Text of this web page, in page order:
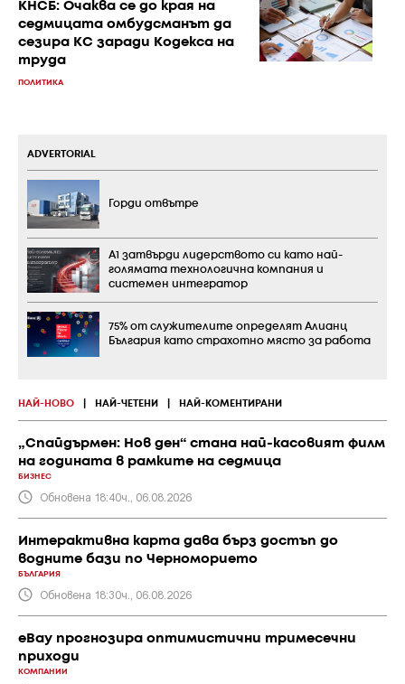
КНСБ: Очаква се до края на
седмицата омбудсманът да
сезира КС заради Кодекса на
труда
ПОЛИТИКА
НАЙ-НОВО НАЙ-ЧЕТЕНИ НАЙ-КОМЕНТИРАНИ
„Спайдърмен: Нов ден“ стана най-касовият филм
на годината в рамките на седмица
БИЗНЕС
Обновена 18:40ч., 06.08.2026
Интерактивна карта дава бърз достъп до
водните бази по Черноморието
БЪЛГАРИЯ
Обновена 18:30ч., 06.08.2026
eBay прогнозира оптимистични тримесечни
приходи
КОМПАНИИ
ADVERTORIAL
Горди отвътре
А1 затвърди лидерството си като най-
голямата технологична компания и
системен интегратор
75% от служителите определят Алианц
България като страхотно място за работа